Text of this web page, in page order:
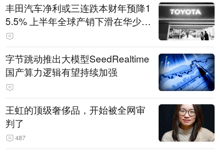
丰田汽车净利或三连跌本财年预降1
5.5% 上半年全球产销下滑在华少卖
14.3万辆
字节跳动推出大模型SeedRealtime
国产算力逻辑有望持续加强
王虹的顶级奢侈品，开始被全网审
判了
487